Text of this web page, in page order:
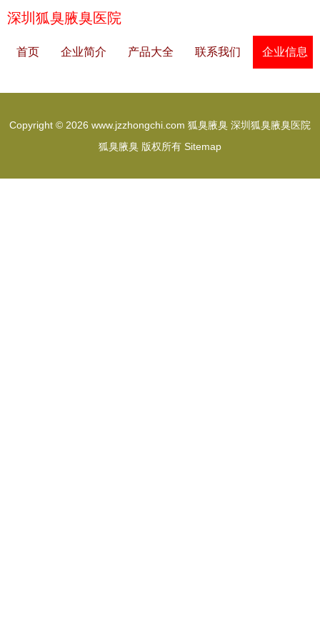
深圳狐臭腋臭医院
首页 企业简介 产品大全 联系我们 企业信息
Copyright © 2026 www.jzzhongchi.com 狐臭腋臭 深圳狐臭腋臭医院
狐臭腋臭 版权所有 Sitemap